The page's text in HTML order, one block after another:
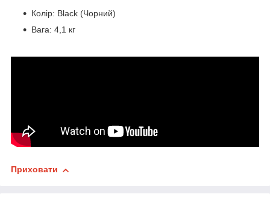
Колір: Black (Чорний)
Вага: 4,1 кг
Приховати